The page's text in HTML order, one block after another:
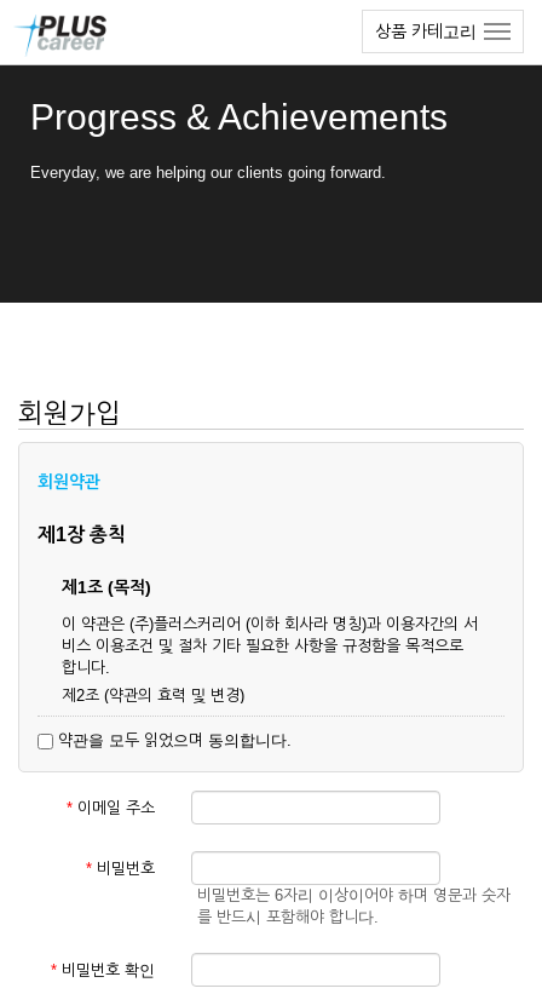
상품 카테고리
Progress & Achievements
Everyday, we are helping our clients going forward.
회원가입
회원약관
제1장 총칙
제1조 (목적)
이 약관은 (주)플러스커리어 (이하 회사라 명칭)과 이용자간의 서
비스 이용조건 및 절차 기타 필요한 사항을 규정함을 목적으로
합니다.
제2조 (약관의 효력 및 변경)
업상 중요 하거나 합리적인 사유가 발생할 경우 온라인 공사를
통하여 변경할 수 있습니다.
② 회원은 변경된 약관에 동의하지 않을 경우 서비스 이용을 중
단하고 이용계약을 해지할 수 있습니다. 약관의 효력 발생일 이
것으로 간주됩니다.
제3조 (약관의 외 준칙)
관계법령의 규정에 따릅니다.
약관을 모두 읽었으며 동의합니다.
* 이메일 주소
* 비밀번호
비밀번호는 6자리 이상이어야 하며 영문과 숫자
를 반드시 포함해야 합니다.
* 비밀번호 확인